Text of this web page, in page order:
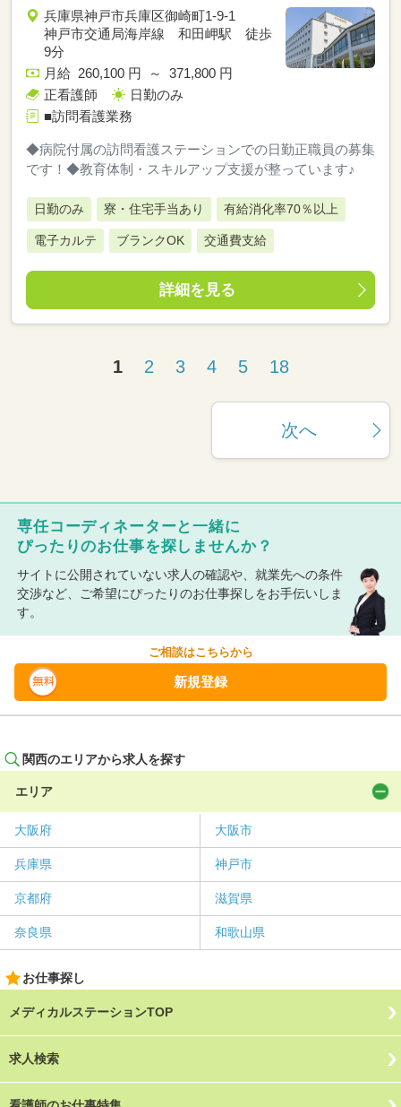
兵庫県神戸市兵庫区御崎町1-9-1
神戸市交通局海岸線 和田岬駅 徒歩
9分
月給 260,100 円 ～ 371,800 円
正看護師
日勤のみ
■訪問看護業務
◆病院付属の訪問看護ステーションでの日勤正職員の募集
です！◆教育体制・スキルアップ支援が整っています♪
日勤のみ 寮・住宅手当あり 有給消化率70％以上
電子カルテ ブランクOK 交通費支給
詳細を見る
1 2 3 4 5 18
次へ
専任コーディネーターと一緒に
ぴったりのお仕事を探しませんか？
サイトに公開されていない求人の確認や、就業先への条件
交渉など、ご希望にぴったりのお仕事探しをお手伝いしま
す。
ご相談はこちらから
新規登録
関西のエリアから求人を探す
エリア
大阪府 大阪市
兵庫県 神戸市
京都府 滋賀県
奈良県 和歌山県
お仕事探し
メディカルステーションTOP
求人検索